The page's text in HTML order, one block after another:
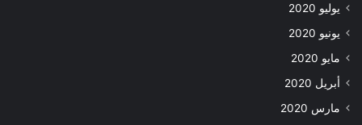
يوليو 2020
يونيو 2020
مايو 2020
أبريل 2020
مارس 2020